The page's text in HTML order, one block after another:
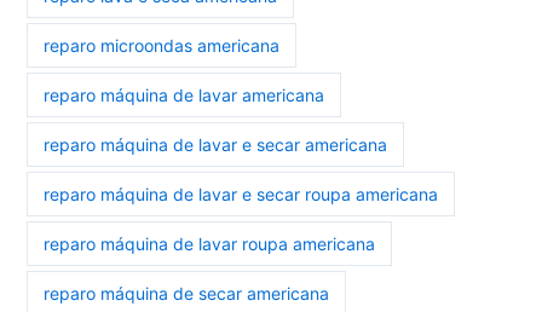
reparo microondas americana
reparo máquina de lavar americana
reparo máquina de lavar e secar americana
reparo máquina de lavar e secar roupa americana
reparo máquina de lavar roupa americana
reparo máquina de secar americana